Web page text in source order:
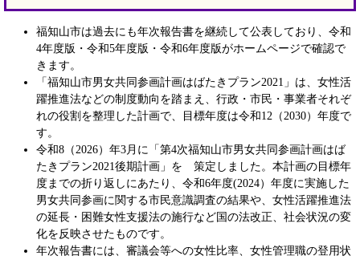
福知山市は過去にも年次報告書を継続して公表しており、令和
4年度版・令和5年度版・令和6年度版がホームページで確認で
きます。
「福知山市男女共同参画計画はばたきプラン2021」は、女性活
躍推進法などの制度動向を踏まえ、行政・市民・事業者それぞ
れの役割を整理した計画で、目標年度は令和12（2030）年度で
す。
令和8（2026）年3月に「第4次福知山市男女共同参画計画はば
たきプラン2021後期計画」を 策定しました。本計画の目標年
度までの折り返しにあたり、令和6年度(2024）年度に実施した
男女共同参画に関する市民意識調査の結果や、女性活躍推進法
の延長・困難女性支援法の施行など国の法改正、社会状況の変
化を反映させたものです。
年次報告書には、審議会等への女性比率、女性管理職の登用状